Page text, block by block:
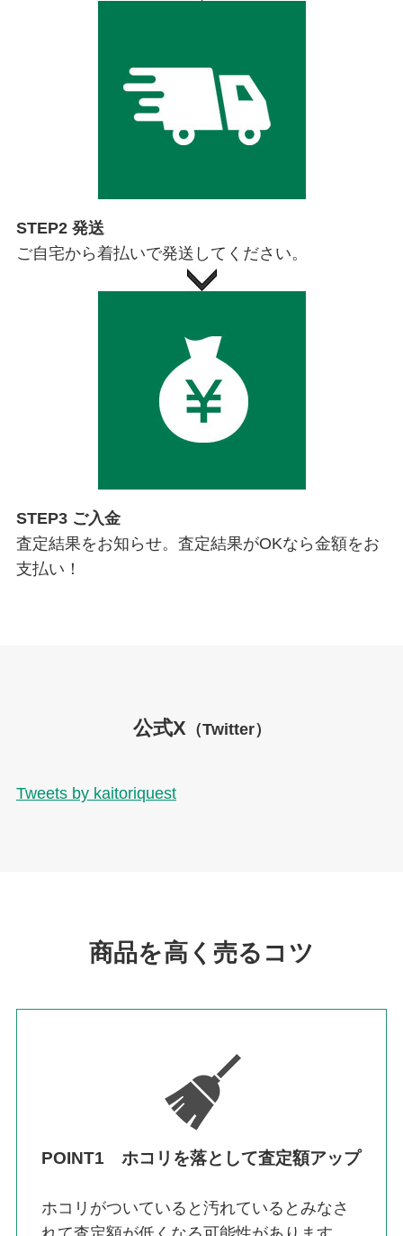
STEP2 発送
ご自宅から着払いで発送してください。
STEP3 ご入金
査定結果をお知らせ。査定結果がOKなら金額をお
支払い！
公式X （Twitter）
Tweets by kaitoriquest
商品を高く売るコツ
POINT1 ホコリを落として査定額アップ
ホコリがついていると汚れているとみなさ